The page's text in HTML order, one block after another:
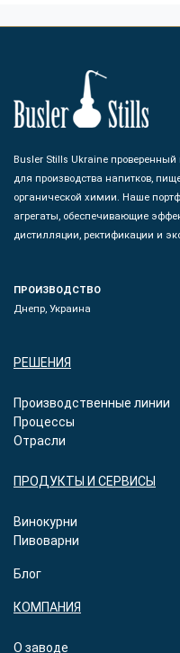
Busler Stills Ukraine проверенный
для производства напитков,
органической химии. Наше
агрегаты, обеспечивающие
дистилляции, ректификации и
ПРОИЗВОДСТВО
Днепр, Украина
РЕШЕНИЯ
Производственные линии
Процессы
Отрасли
ПРОДУКТЫ И СЕРВИСЫ
Винокурни
Пивоварни
Блог
КОМПАНИЯ
О заводе